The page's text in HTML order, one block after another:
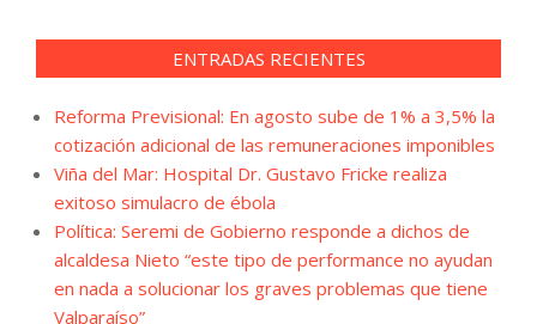
ENTRADAS RECIENTES
Reforma Previsional: En agosto sube de 1% a 3,5% la
cotización adicional de las remuneraciones imponibles
Viña del Mar: Hospital Dr. Gustavo Fricke realiza
exitoso simulacro de ébola
Política: Seremi de Gobierno responde a dichos de
alcaldesa Nieto “este tipo de performance no ayudan
en nada a solucionar los graves problemas que tiene
Valparaíso”